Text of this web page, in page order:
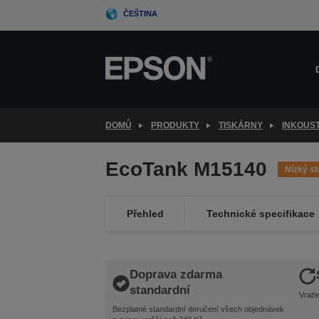
ČEŠTINA
DOMŮ PRODUKTY TISKÁRNY
EcoTank M15140 Nízký
Přehled Technické specifikace
Doprava zdarma
standardní
Bezplatné standardní doručení všech objednávek